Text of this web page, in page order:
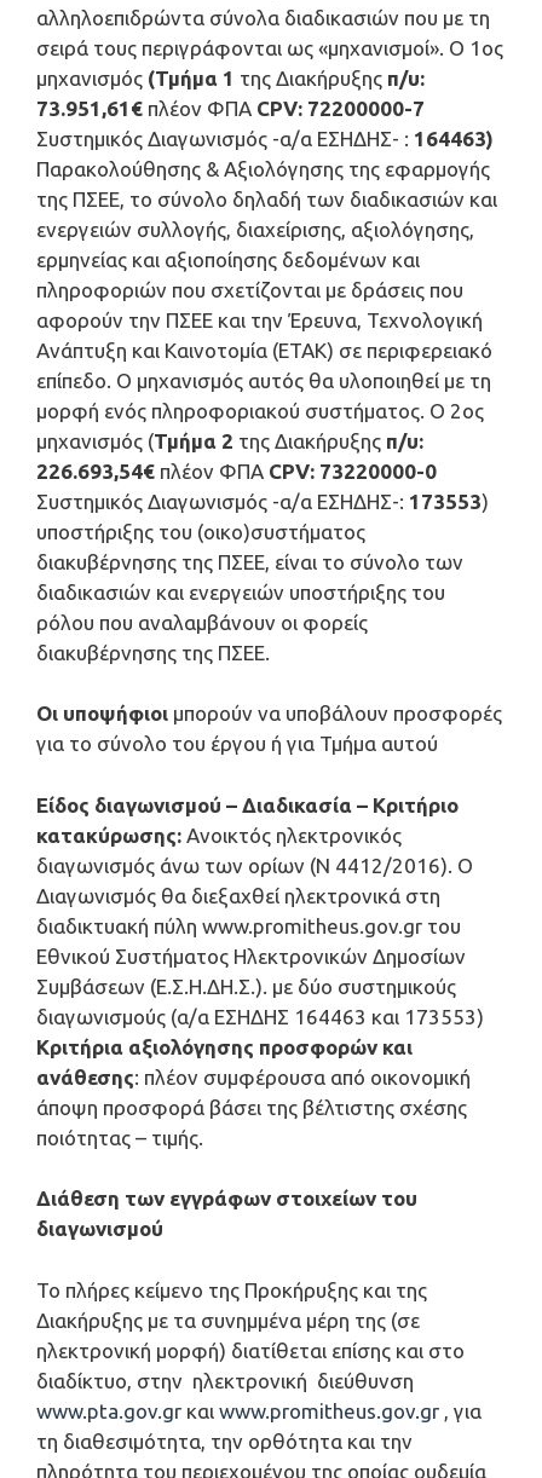
αλληλοεπιδρώντα σύνολα διαδικασιών που με τη
σειρά τους περιγράφονται ως «μηχανισμοί». Ο 1ος
μηχανισμός (Τμήμα 1 της Διακήρυξης π/υ:
73.951,61€ πλέον ΦΠΑ CPV: 72200000-7
Συστημικός Διαγωνισμός -α/α ΕΣΗΔΗΣ- : 164463)
Παρακολούθησης & Αξιολόγησης της εφαρμογής
της ΠΣΕΕ, το σύνολο δηλαδή των διαδικασιών και
ενεργειών συλλογής, διαχείρισης, αξιολόγησης,
ερμηνείας και αξιοποίησης δεδομένων και
πληροφοριών που σχετίζονται με δράσεις που
αφορούν την ΠΣΕΕ και την Έρευνα, Τεχνολογική
Ανάπτυξη και Καινοτομία (ΕΤΑΚ) σε περιφερειακό
επίπεδο. Ο μηχανισμός αυτός θα υλοποιηθεί με τη
μορφή ενός πληροφοριακού συστήματος. Ο 2ος
μηχανισμός (Τμήμα 2 της Διακήρυξης π/υ:
226.693,54€ πλέον ΦΠΑ CPV: 73220000-0
Συστημικός Διαγωνισμός -α/α ΕΣΗΔΗΣ-: 173553)
υποστήριξης του (οικο)συστήματος
διακυβέρνησης της ΠΣΕΕ, είναι το σύνολο των
διαδικασιών και ενεργειών υποστήριξης του
ρόλου που αναλαμβάνουν οι φορείς
διακυβέρνησης της ΠΣΕΕ.
Οι υποψήφιοι μπορούν να υποβάλουν προσφορές
για το σύνολο του έργου ή για Τμήμα αυτού
Είδος διαγωνισμού – Διαδικασία – Κριτήριο
κατακύρωσης: Ανοικτός ηλεκτρονικός
διαγωνισμός άνω των ορίων (Ν 4412/2016). Ο
Διαγωνισμός θα διεξαχθεί ηλεκτρονικά στη
διαδικτυακή πύλη www.promitheus.gov.gr του
Εθνικού Συστήματος Ηλεκτρονικών Δημοσίων
Συμβάσεων (Ε.Σ.Η.ΔΗ.Σ.). με δύο συστημικούς
διαγωνισμούς (α/α ΕΣΗΔΗΣ 164463 και 173553)
Κριτήρια αξιολόγησης προσφορών και
ανάθεσης: πλέον συμφέρουσα από οικονομική
άποψη προσφορά βάσει της βέλτιστης σχέσης
ποιότητας – τιμής.
Διάθεση των εγγράφων στοιχείων του
διαγωνισμού
Το πλήρες κείμενο της Προκήρυξης και της
Διακήρυξης με τα συνημμένα μέρη της (σε
ηλεκτρονική μορφή) διατίθεται επίσης και στο
διαδίκτυο, στην ηλεκτρονική διεύθυνση
www.pta.gov.gr και www.promitheus.gov.gr , για
τη διαθεσιμότητα, την ορθότητα και την
πληρότητα του περιεχομένου της οποίας ουδεμία